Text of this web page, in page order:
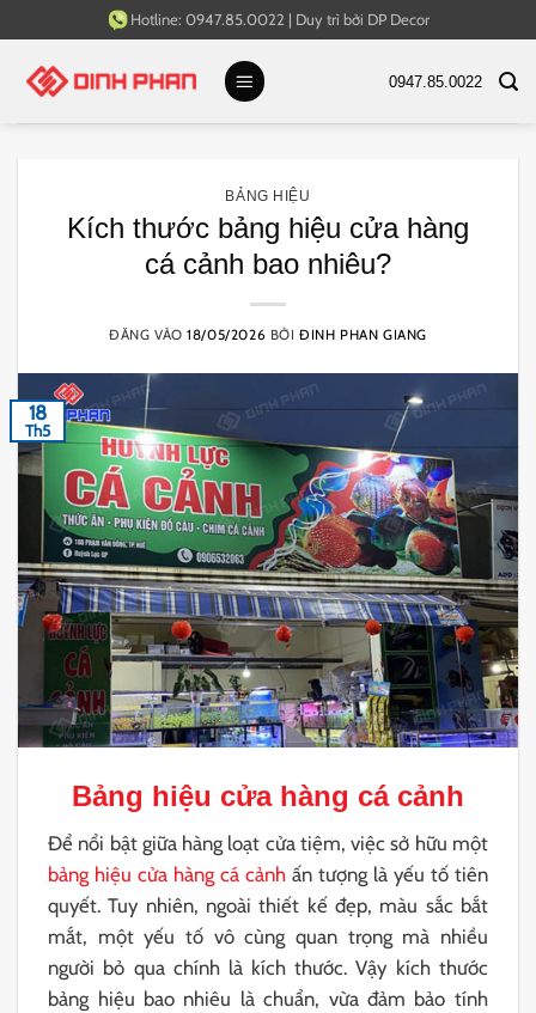
qua
Hotline: 0947.85.0022 | Duy trì bởi DP Decor
0947.85.0022
BẢNG HIỆU
Kích thước bảng hiệu cửa hàng
cá cảnh bao nhiêu?
ĐĂNG VÀO18/05/2026 BỞIĐINH PHAN GIANG
18
Th5
Bảng hiệu cửa hàng cá cảnh
Để nổi bật giữa hàng loạt cửa tiệm, việc sở hữu một
bảng hiệu cửa hàng cá cảnh ấn tượng là yếu tố tiên
quyết. Tuy nhiên, ngoài thiết kế đẹp, màu sắc bắt
mắt, một yếu tố vô cùng quan trọng mà nhiều
người bỏ qua chính là kích thước. Vậy kích thước
bảng hiệu bao nhiêu là chuẩn, vừa đảm bảo tính